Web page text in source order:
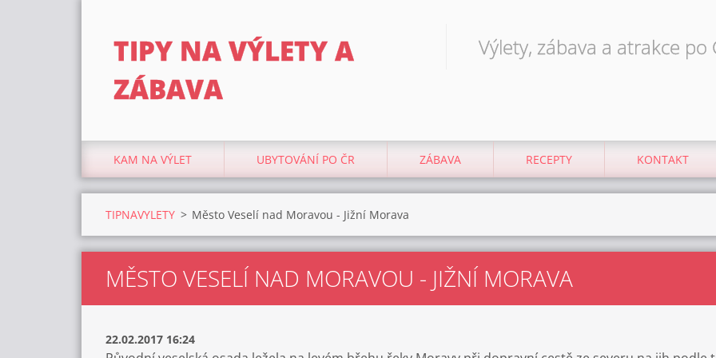
TIPY NA VÝLETY A
ZÁBAVA
Výlety, zábava a atrakce po
KAM NA VÝLET UBYTOVÁNÍ PO ČR ZÁBAVA RECEPTY KONTAKT
TIPNAVYLETY > Město Veselí nad Moravou - Jižní Morava
MĚSTO VESELÍ NAD MORAVOU - JIŽNÍ MORAVA
22.02.2017 16:24